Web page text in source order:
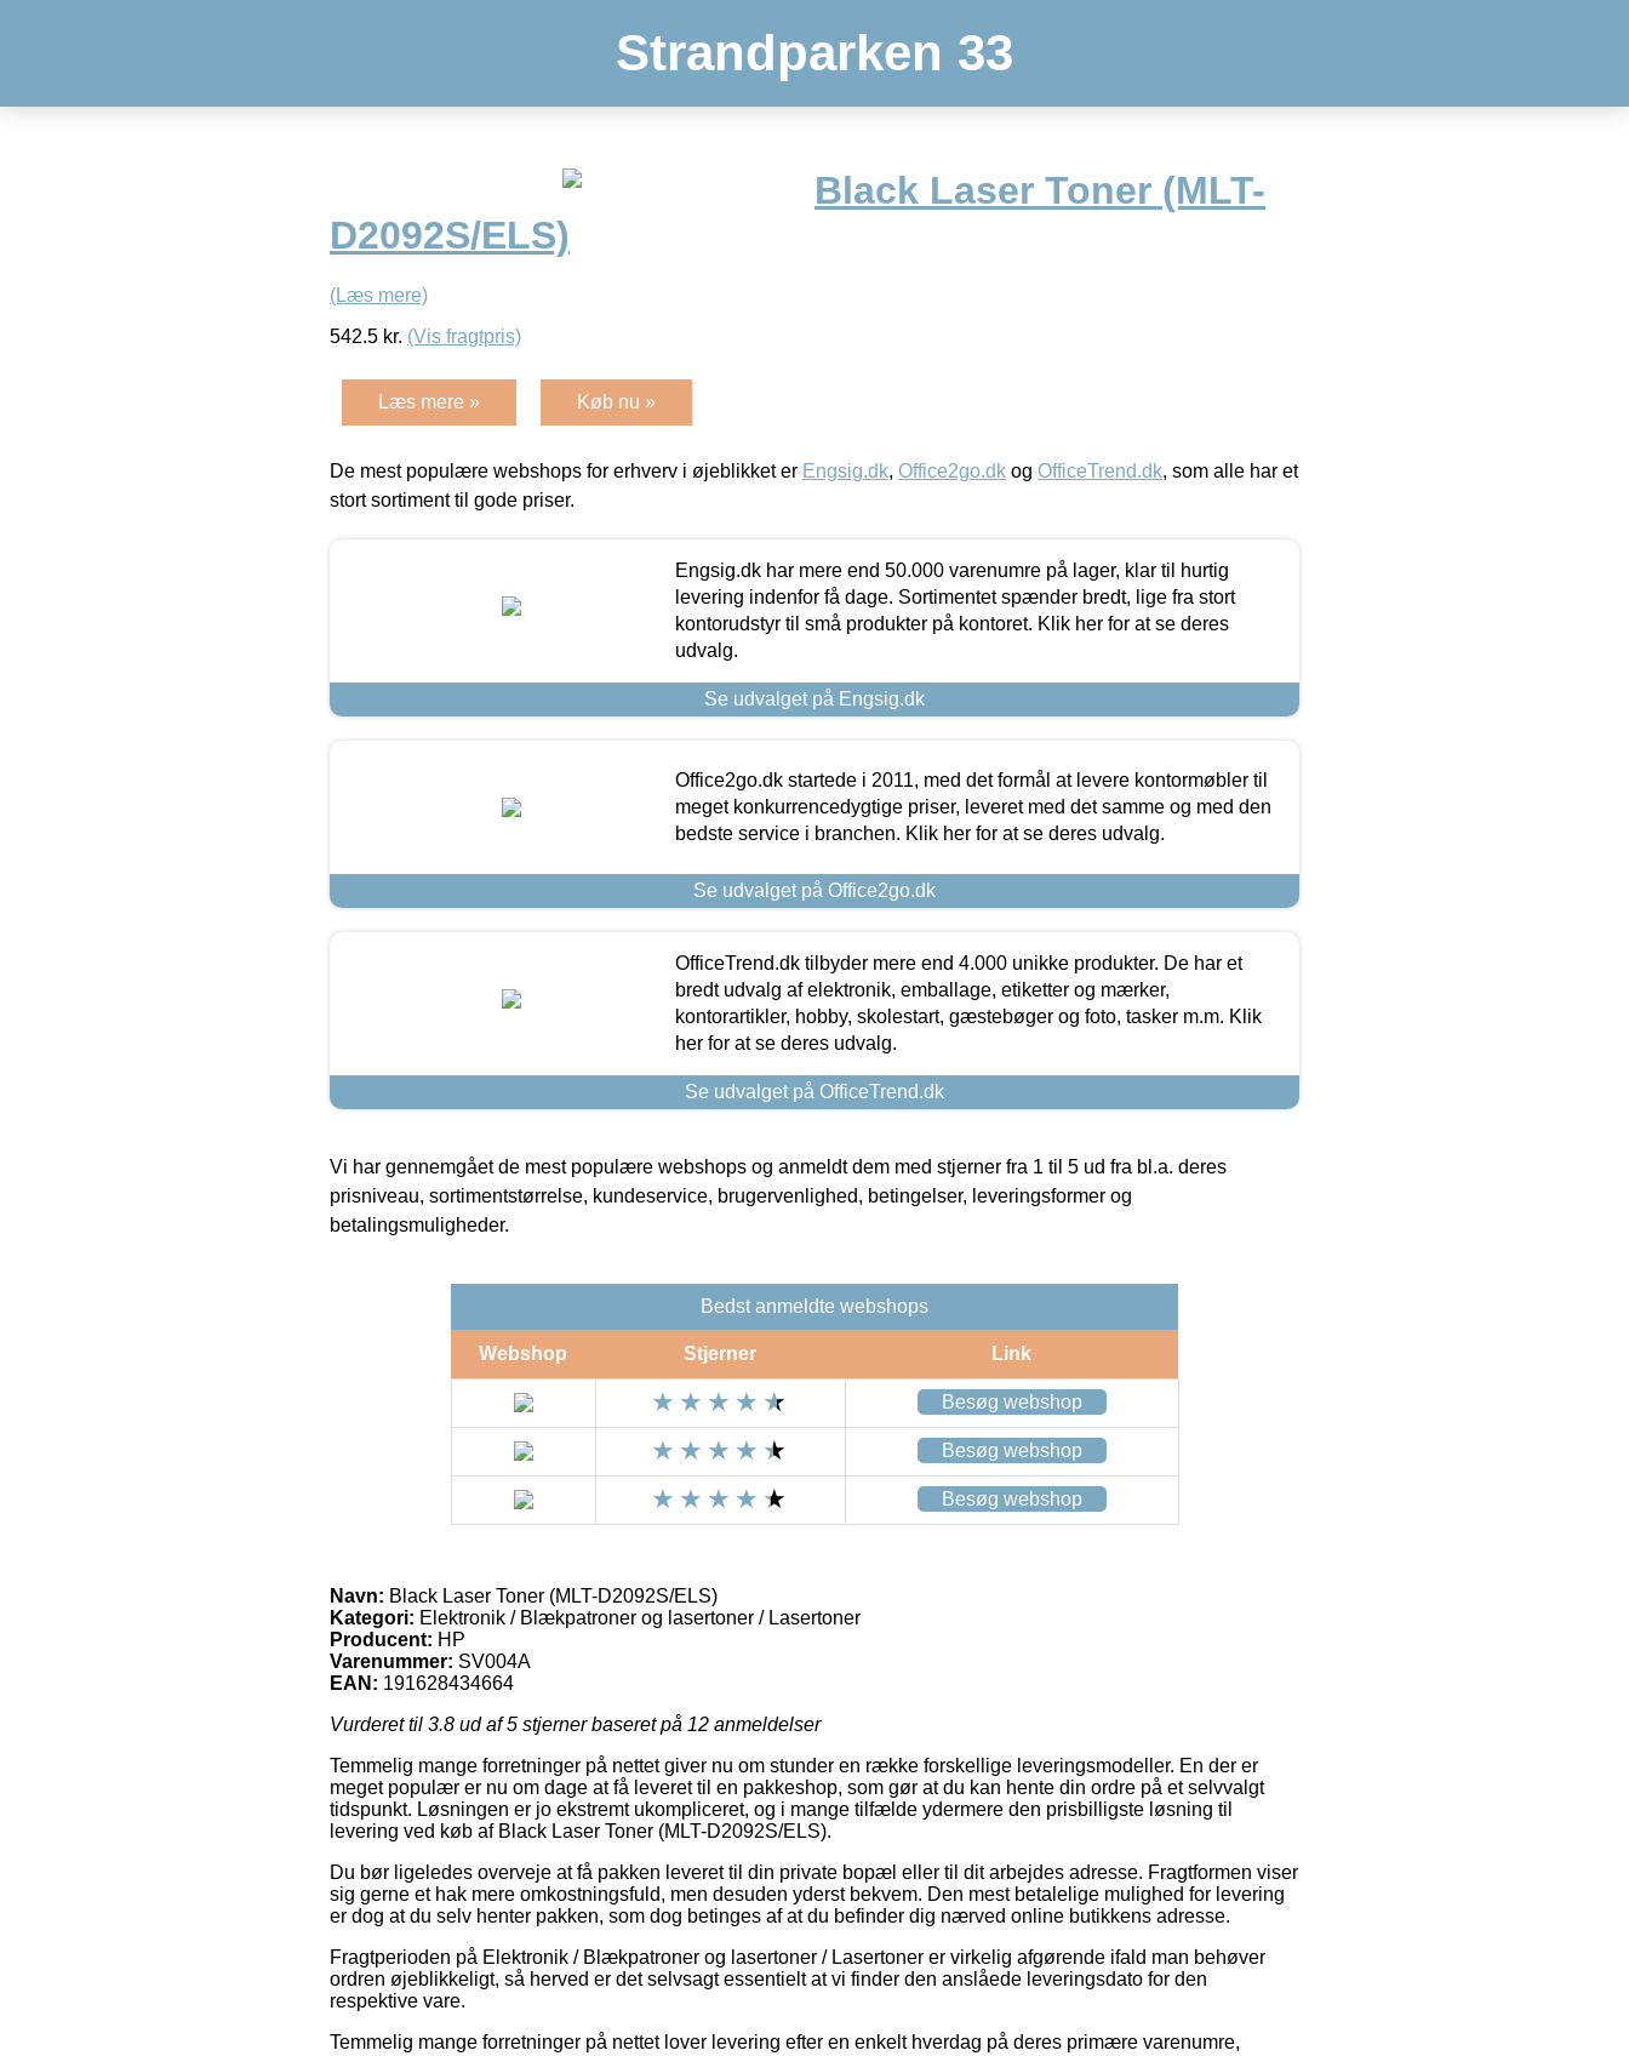
Strandparken 33
Black Laser Toner (MLT-
D2092S/ELS)
(Læs mere)
542.5 kr. (Vis fragtpris)
Læs mere » Køb nu »
De mest populære webshops for erhverv i øjeblikket er Engsig.dk, Office2go.dk og OfficeTrend.dk, som alle har et
stort sortiment til gode priser.
Engsig.dk har mere end 50.000 varenumre på lager, klar til hurtig
levering indenfor få dage. Sortimentet spænder bredt, lige fra stort
kontorudstyr til små produkter på kontoret. Klik her for at se deres
udvalg.
Se udvalget på Engsig.dk
Office2go.dk startede i 2011, med det formål at levere kontormøbler til
meget konkurrencedygtige priser, leveret med det samme og med den
bedste service i branchen. Klik her for at se deres udvalg.
Se udvalget på Office2go.dk
OfficeTrend.dk tilbyder mere end 4.000 unikke produkter. De har et
bredt udvalg af elektronik, emballage, etiketter og mærker,
kontorartikler, hobby, skolestart, gæstebøger og foto, tasker m.m. Klik
her for at se deres udvalg.
Se udvalget på OfficeTrend.dk
Vi har gennemgået de mest populære webshops og anmeldt dem med stjerner fra 1 til 5 ud fra bl.a. deres
prisniveau, sortimentstørrelse, kundeservice, brugervenlighed, betingelser, leveringsformer og
betalingsmuligheder.
Bedst anmeldte webshops
Webshop Stjerner Link
Besøg webshop
Besøg webshop
Besøg webshop
Navn: Black Laser Toner (MLT-D2092S/ELS)
Kategori: Elektronik / Blækpatroner og lasertoner / Lasertoner
Producent: HP
Varenummer: SV004A
EAN: 191628434664
Vurderet til 3.8 ud af 5 stjerner baseret på 12 anmeldelser
Temmelig mange forretninger på nettet giver nu om stunder en række forskellige leveringsmodeller. En der er
meget populær er nu om dage at få leveret til en pakkeshop, som gør at du kan hente din ordre på et selvvalgt
tidspunkt. Løsningen er jo ekstremt ukompliceret, og i mange tilfælde ydermere den prisbilligste løsning til
levering ved køb af Black Laser Toner (MLT-D2092S/ELS).
Du bør ligeledes overveje at få pakken leveret til din private bopæl eller til dit arbejdes adresse. Fragtformen viser
sig gerne et hak mere omkostningsfuld, men desuden yderst bekvem. Den mest betalelige mulighed for levering
er dog at du selv henter pakken, som dog betinges af at du befinder dig nærved online butikkens adresse.
Fragtperioden på Elektronik / Blækpatroner og lasertoner / Lasertoner er virkelig afgørende ifald man behøver
ordren øjeblikkeligt, så herved er det selvsagt essentielt at vi finder den anslåede leveringsdato for den
respektive vare.
Temmelig mange forretninger på nettet lover levering efter en enkelt hverdag på deres primære varenumre,